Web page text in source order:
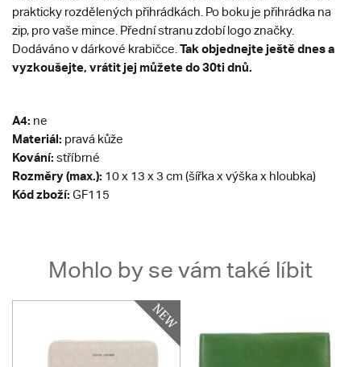
prakticky rozdělených přihrádkách. Po boku je přihrádka na
zip, pro vaše mince. Přední stranu zdobí logo značky.
Dodáváno v dárkové krabičce. Tak objednejte ještě dnes a
vyzkoušejte, vrátit jej můžete do 30ti dnů.
A4: ne
Materiál: pravá kůže
Kování: stříbrné
Rozměry (max.): 10 x 13 x 3 cm (šířka x výška x hloubka)
Kód zboží: GF115
Mohlo by se vám také líbit